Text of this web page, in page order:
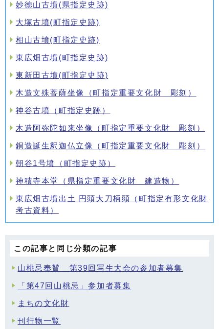
妙徳山古墳(県指定史跡)
大塚古墳(町指定史跡)
相山古墳(町指定史跡)
東広畑古墳(町指定史跡)
東新田古墳(町指定史跡)
木造文殊菩薩坐像（町指定重要文化財 彫刻）
神谷古墳（町指定史跡）
木造阿弥陀如来坐像（町指定重要文化財 彫刻）
銅造誕生釈迦仏立像（町指定重要文化財 彫刻）
朝谷1号墳（町指定史跡）
神積寺本堂（県指定重要文化財 建造物）
東広畑古墳出土 円頭大刀柄頭（町指定有形文化財
考古資料）
この記事と同じ分類の記事
山桃忌奉賛 第39回写生大会の参加者募集
「第47回山桃忌」参加者募集
まちの文化財
刊行物一覧